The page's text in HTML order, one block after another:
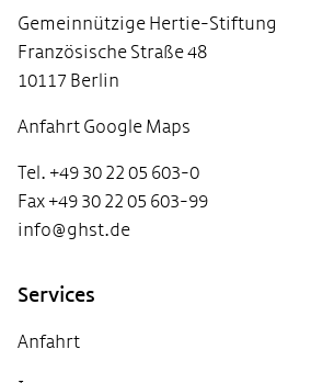
Gemeinnützige Hertie-Stiftung
Französische Straße 48
10117 Berlin
Anfahrt Google Maps
Tel. +49 30 22 05 603-0
Fax +49 30 22 05 603-99
info@ghst.de
Services
Anfahrt